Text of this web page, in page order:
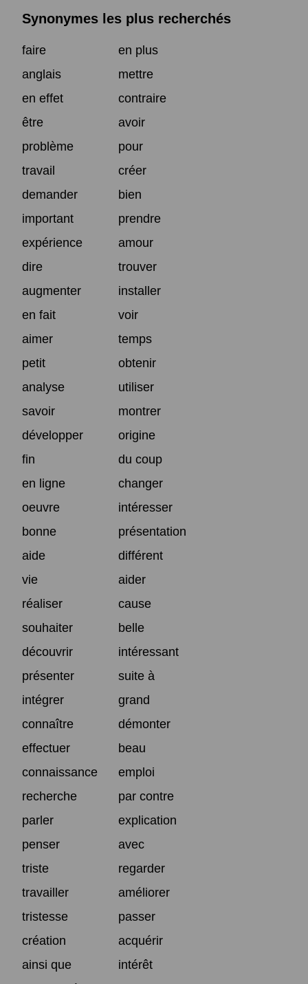
Synonymes les plus recherchés
faire
en plus
anglais
mettre
en effet
contraire
être
avoir
problème
pour
travail
créer
demander
bien
important
prendre
expérience
amour
dire
trouver
augmenter
installer
en fait
voir
aimer
temps
petit
obtenir
analyse
utiliser
savoir
montrer
développer
origine
fin
du coup
en ligne
changer
oeuvre
intéresser
bonne
présentation
aide
différent
vie
aider
réaliser
cause
souhaiter
belle
découvrir
intéressant
présenter
suite à
intégrer
grand
connaître
démonter
effectuer
beau
connaissance
emploi
recherche
par contre
parler
explication
penser
avec
triste
regarder
travailler
améliorer
tristesse
passer
création
acquérir
ainsi que
intérêt